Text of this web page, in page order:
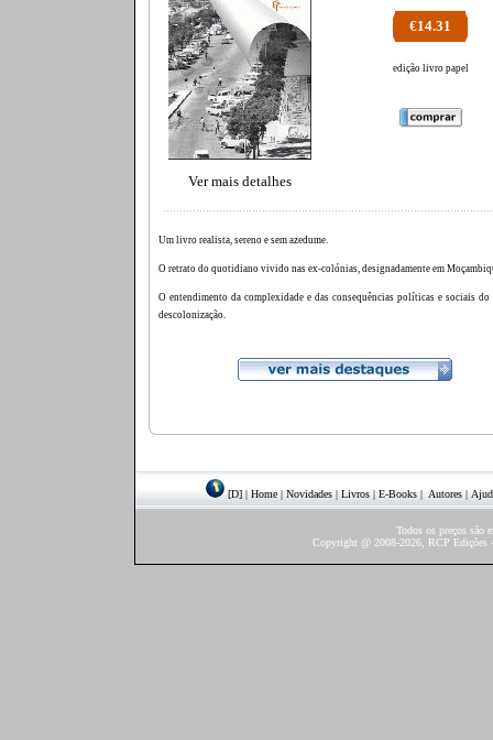
Ver mais detalhes
€14.31
edição livro papel
Um livro realista, sereno e sem azedume.
O retrato do quotidiano vivido nas ex-colónias, designadamente em
O entendimento da complexidade e das consequências políticas e sociais do
descolonização.
[D] | Home | Novidades | Livros | E-Books | Autores |
Todos os preços são
Copyright @ 2008-2026, RCP Edições